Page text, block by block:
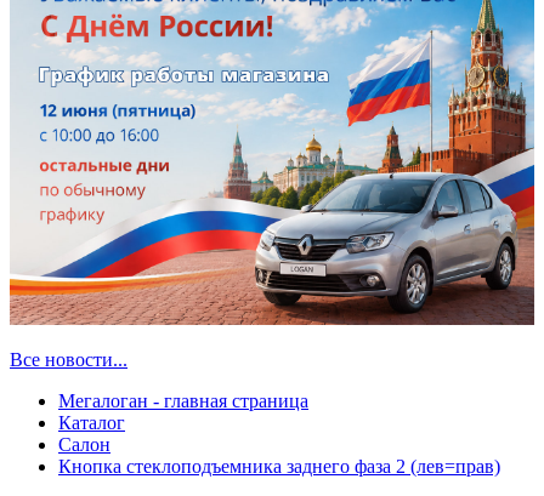
Все новости...
Мегалоган - главная страница
Каталог
Салон
Кнопка стеклоподъемника заднего фаза 2 (лев=прав)